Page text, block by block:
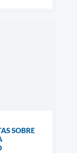
SOBRE